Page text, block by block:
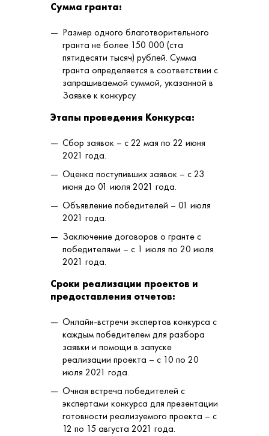
Сумма гранта:
Размер одного благотворительного
гранта не более 150 000 (ста
пятидесяти тысяч) рублей. Сумма
гранта определяется в соответствии с
запрашиваемой суммой, указанной в
Заявке к конкурсу.
Этапы проведения Конкурса:
Сбор заявок – с 22 мая по 22 июня
2021 года.
Оценка поступивших заявок – с 23
июня до 01 июля 2021 года.
Объявление победителей – 01 июля
2021 года.
Заключение договоров о гранте с
победителями – с 1 июля по 20 июля
2021 года.
Сроки реализации проектов и
предоставления отчетов:
Онлайн-встречи экспертов конкурса с
каждым победителем для разбора
заявки и помощи в запуске
реализации проекта – с 10 по 20
июля 2021 года.
Очная встреча победителей с
экспертами конкурса для презентации
готовности реализуемого проекта – с
12 по 15 августа 2021 года.